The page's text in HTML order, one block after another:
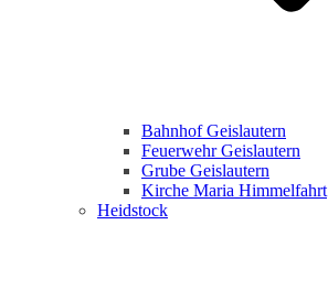
Bahnhof Geislautern
Feuerwehr Geislautern
Grube Geislautern
Kirche Maria Himmelfahrt
Heidstock